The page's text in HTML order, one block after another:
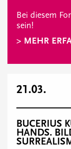
Bei diesem
sein!
> MEHR
21.03.
BUCERIUS
HANDS.